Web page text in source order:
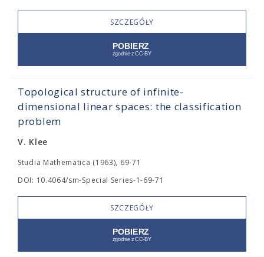
SZCZEGÓŁY
Topological structure of infinite-
dimensional linear spaces: the classification
problem
V. Klee
Studia Mathematica (1963), 69-71
DOI: 10.4064/sm-Special Series-1-69-71
SZCZEGÓŁY